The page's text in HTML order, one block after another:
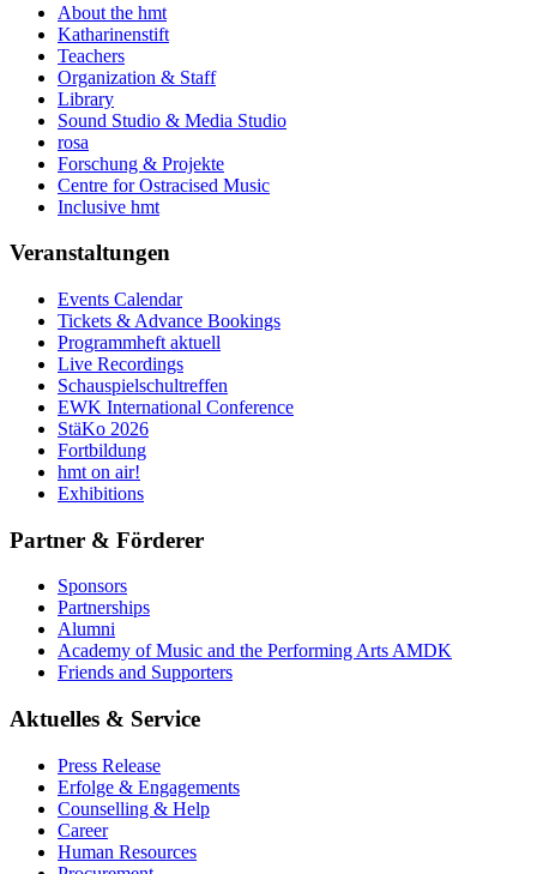
About the hmt
Katharinenstift
Teachers
Organization & Staff
Library
Sound Studio & Media Studio
rosa
Forschung & Projekte
Centre for Ostracised Music
Inclusive hmt
Veranstaltungen
Events Calendar
Tickets & Advance Bookings
Programmheft aktuell
Live Recordings
Schauspielschultreffen
EWK International Conference
StäKo 2026
Fortbildung
hmt on air!
Exhibitions
Partner & Förderer
Sponsors
Partnerships
Alumni
Academy of Music and the Performing Arts AMDK
Friends and Supporters
Aktuelles & Service
Press Release
Erfolge & Engagements
Counselling & Help
Career
Human Resources